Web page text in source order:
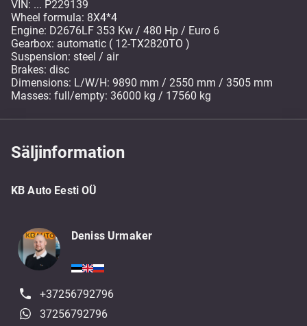
VIN: ... P229139
Wheel formula: 8X4*4
Engine: D2676LF 353 Kw / 480 Hp / Euro 6
Gearbox: automatic ( 12-TX2820TO )
Suspension: steel / air
Brakes: disc
Dimensions: L/W/H: 9890 mm / 2550 mm / 3505 mm
Masses: full/empty: 36000 kg / 17560 kg
Säljinformation
KB Auto Eesti OÜ
Deniss Urmaker
+37256792796
37256792796